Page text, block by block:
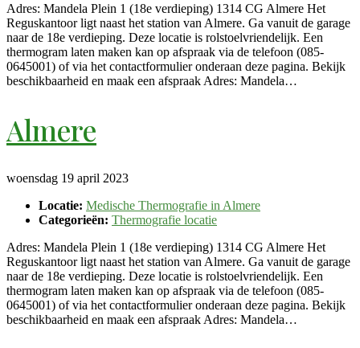
Adres: Mandela Plein 1 (18e verdieping) 1314 CG Almere Het
Reguskantoor ligt naast het station van Almere. Ga vanuit de garage
naar de 18e verdieping. Deze locatie is rolstoelvriendelijk. Een
thermogram laten maken kan op afspraak via de telefoon (085-
0645001) of via het contactformulier onderaan deze pagina. Bekijk
beschikbaarheid en maak een afspraak Adres: Mandela…
Almere
woensdag 19 april 2023
Locatie: Medische Thermografie in Almere
Categorieën: Thermografie locatie
Adres: Mandela Plein 1 (18e verdieping) 1314 CG Almere Het
Reguskantoor ligt naast het station van Almere. Ga vanuit de garage
naar de 18e verdieping. Deze locatie is rolstoelvriendelijk. Een
thermogram laten maken kan op afspraak via de telefoon (085-
0645001) of via het contactformulier onderaan deze pagina. Bekijk
beschikbaarheid en maak een afspraak Adres: Mandela…